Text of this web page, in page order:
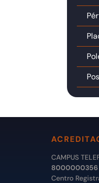
CAMPUS
8000000356
Centro